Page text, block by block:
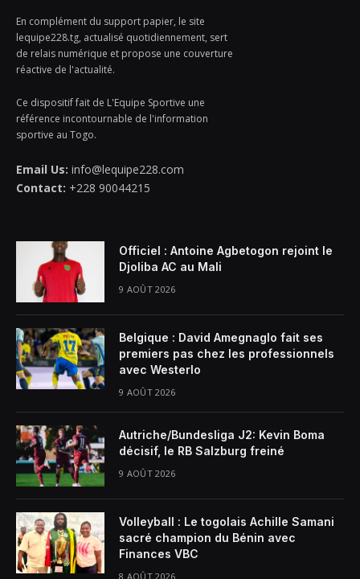
En complément du support papier, le site
lequipe228.tg, actualisé quotidiennement, sert
de relais numérique et propose une couverture
réactive de l'actualité.
Ce dispositif fait de L'Equipe Sportive une
référence incontournable de l'information
sportive au Togo.
Email Us: info@lequipe228.com
Contact: +228 90044215
Officiel : Antoine Agbetogon rejoint le
Djoliba AC au Mali
9 AOÛT 2026
Belgique : David Amegnaglo fait ses
premiers pas chez les professionnels
avec Westerlo
9 AOÛT 2026
Autriche/Bundesliga J2: Kevin Boma
décisif, le RB Salzburg freiné
9 AOÛT 2026
Volleyball : Le togolais Achille Samani
sacré champion du Bénin avec
Finances VBC
8 AOÛT 2026